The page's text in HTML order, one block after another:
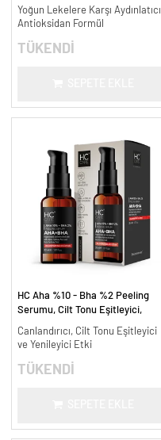
ml.
Yoğun Lekelere Karşı Aydınlatıcı
Antioksidan Formül
TÜKENDİ
HC Aha %10 - Bha %2 Peeling
Serumu, Cilt Tonu Eşitleyici,
Canlandırıcı, Cilt Tonu Eşitleyici
ve Yenileyici Etki
TÜKENDİ